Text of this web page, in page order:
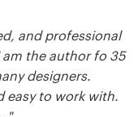
and professional
the author fo 35
designers.
easy to work with.